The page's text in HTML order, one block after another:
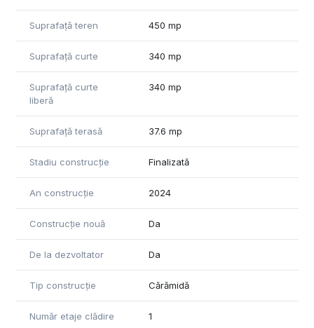
Suprafață teren 450 mp
Suprafață curte 340 mp
Suprafață curte
liberă
340 mp
Suprafață terasă 37.6 mp
Stadiu construcție Finalizată
An construcție 2024
Construcție nouă Da
De la dezvoltator Da
Tip construcție Cărămidă
Număr etaje clădire 1